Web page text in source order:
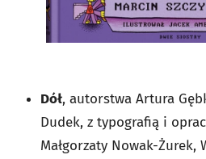
Dół, autorstwa Artura
Dudek, z typografią i
Małgorzaty Nowak-Żurek,